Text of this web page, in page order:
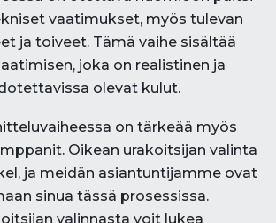
vaatimukset, myös tulevan
ja toiveet. Tämä vaihe sisältää
joka on realistinen ja
olevat kulut.
on tärkeää myös
Oikean urakoitsijan valinta
ja meidän asiantuntijamme ovat
sinua tässä prosessissa.
valinnasta voit lukea